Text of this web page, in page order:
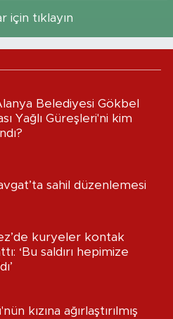
için tıklayın
Belediyesi Gökbel
Yağlı Güreşleri'ni kim
sahil düzenlemesi
kuryeler kontak
‘Bu saldırı hepimize
kızına ağırlaştırılmış